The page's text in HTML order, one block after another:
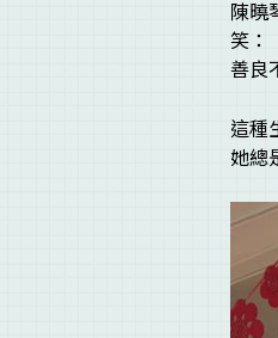
陳曉
笑：
善良
這種
她總